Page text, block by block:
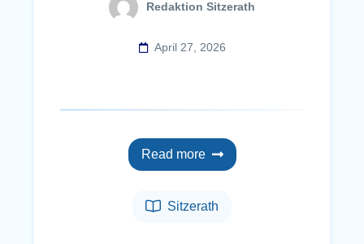
Redaktion Sitzerath
April 27, 2026
Read more
Sitzerath